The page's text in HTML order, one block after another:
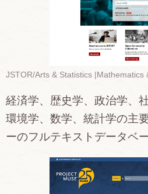
JSTOR/Arts & Statistics |Mathematics
経済学、歴史学、政治学、
環境学、数学、統計学の主
ーのフルテキストデータベー